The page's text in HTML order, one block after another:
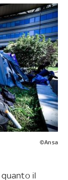
©Ansa
quanto il